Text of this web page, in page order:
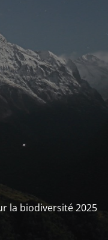
la biodiversité 2025